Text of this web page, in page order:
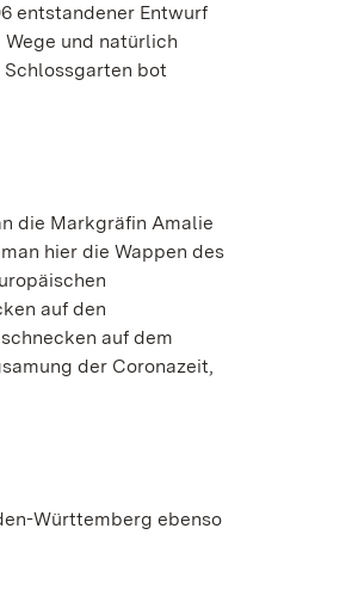
entstandener Entwurf
und natürlich
bot
die Markgräfin Amalie
hier die Wappen des
auf den
auf dem
der Coronazeit,
Württemberg ebenso